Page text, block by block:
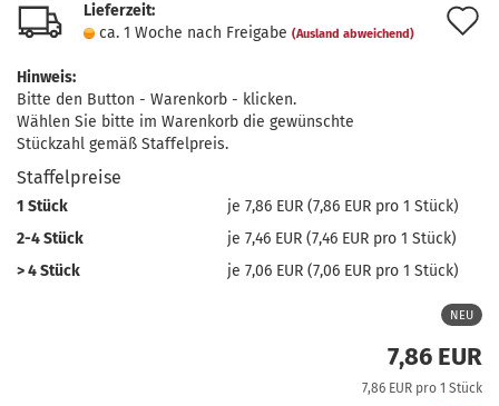
Lieferzeit:
ca. 1 Woche nach Freigabe (Ausland abweichend)
Hinweis:
Bitte den Button - Warenkorb - klicken.
Wählen Sie bitte im Warenkorb die gewünschte
Stückzahl gemäß Staffelpreis.
Staffelpreise
1 Stück
je 7,86 EUR (7,86 EUR pro 1 Stück)
2-4 Stück
je 7,46 EUR (7,46 EUR pro 1 Stück)
> 4 Stück
je 7,06 EUR (7,06 EUR pro 1 Stück)
NEU
7,86 EUR
7,86 EUR pro 1 Stück